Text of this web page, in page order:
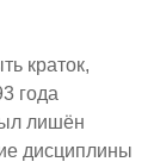
краток,
года
лишён
дисциплины